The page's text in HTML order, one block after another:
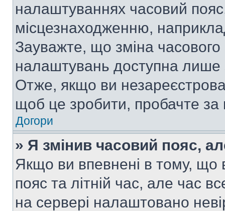
налаштуваннях часовий
місцезнаходженню,
Зауважте, що зміна часового
налаштувань доступна лише
Отже, якщо ви
щоб це зробити, пробачте за
Догори
» Я змінив часовий пояс,
Якщо ви впевнені в тому, що
пояс та літній час, але час
на сервері налаштовано